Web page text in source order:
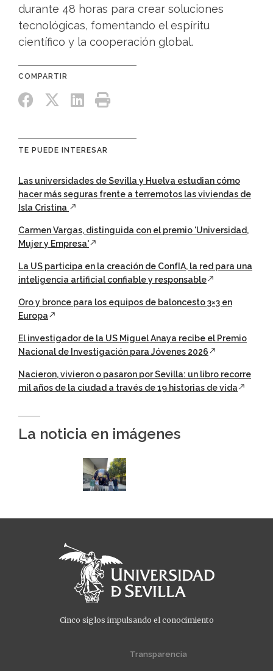
durante 48 horas para crear soluciones
tecnológicas, fomentando el espíritu
científico y la cooperación global.
TE PUEDE INTERESAR
Las universidades de Sevilla y Huelva estudian cómo
hacer más seguras frente a terremotos las viviendas de
Isla Cristina
Carmen Vargas, distinguida con el premio 'Universidad,
Mujer y Empresa'
La US participa en la creación de ConfIA, la red para una
inteligencia artificial confiable y responsable
Oro y bronce para los equipos de baloncesto 3×3 en
Europa
El investigador de la US Miguel Anaya recibe el Premio
Nacional de Investigación para Jóvenes 2026
Nacieron, vivieron o pasaron por Sevilla: un libro recorre
mil años de la ciudad a través de 19 historias de vida
La noticia en imágenes
Cinco siglos impulsando el conocimiento
Transparencia